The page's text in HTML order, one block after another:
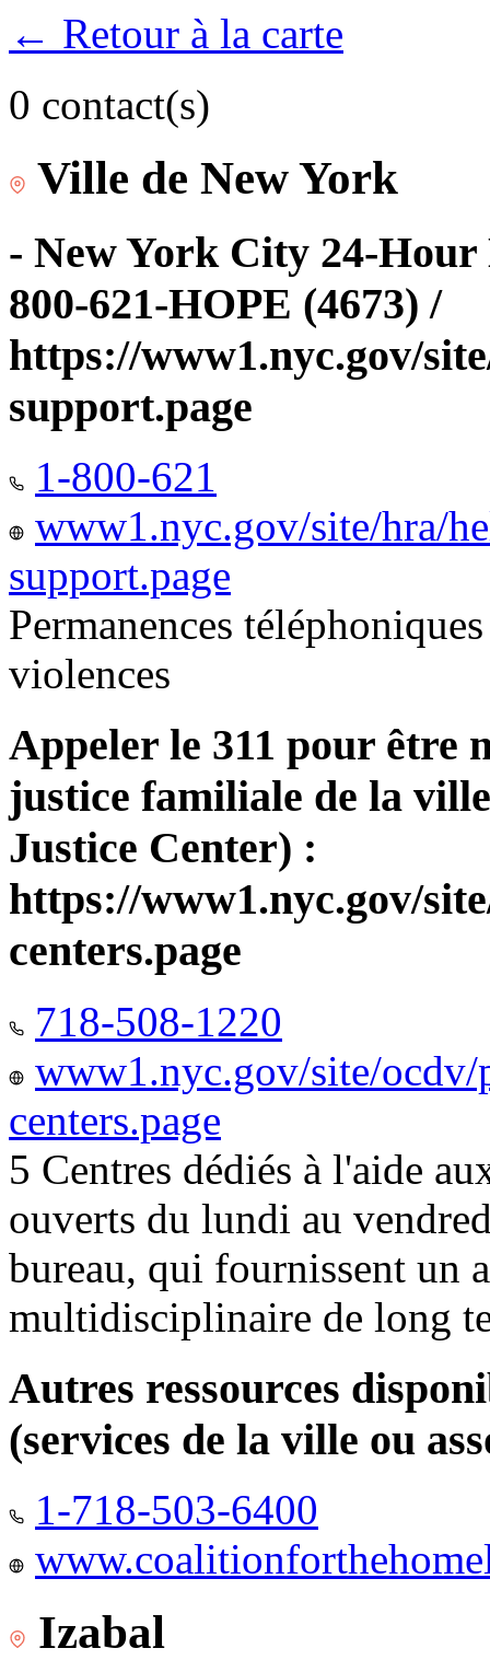
← Retour à la carte
0 contact(s)
Ville de New York
- New York City 24-
800-621-HOPE (4673) /
https://www1.nyc.gov/
support.page
1-800-621
www1.nyc.gov/site/hra/
support.page
Permanences
violences
Appeler le 311 pour être
justice familiale de la
Justice Center) :
https://www1.nyc.gov/
centers.page
718-508-1220
www1.nyc.gov/site/
centers.page
5 Centres dédiés à l'aide
ouverts du lundi au
bureau, qui fournissent un
multidisciplinaire de long
Autres ressources
(services de la ville ou
1-718-503-6400
Izabal